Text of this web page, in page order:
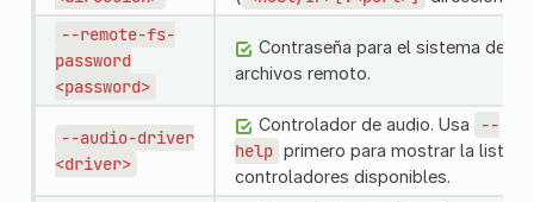
--remote-fs-
password
<password>
Contraseña para el sistema de
archivos remoto.
--audio-driver
<driver>
Controlador de audio. Usa
--
help primero para mostrar la lista
controladores disponibles.